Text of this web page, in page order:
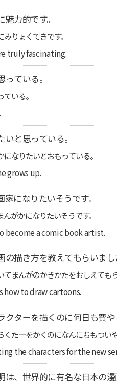
力的です。
りょくてきです。
truly fascinating.
ている。
いる。
と思っている。
なりたいとおもっている。
grows up.
になりたいそうです。
がかになりたいそうです。
become a comic book artist.
描き方を教えてもらいまし
まんがのかきかたをおしえても
to draw cartoons.
ターを描くのに何日も費や
たーをかくのになんにちもつい
the characters for the new
、世界的に有名な日本の漫